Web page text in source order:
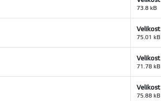
73.8 kB
Velikost
75.01 kB
Velikost
71.78 kB
Velikost
75.88 kB